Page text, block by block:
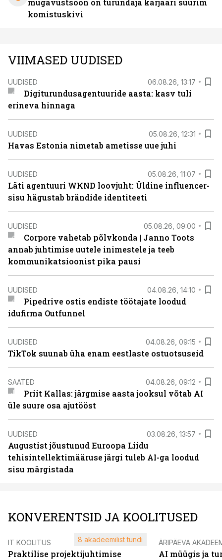
mugavustsoon on turundaja karjääri suurim
komistuskivi
VIIMASED UUDISED
UUDISED 06.08.26, 13:17
Digiturundusagentuuride aasta: kasv tuli
erineva hinnaga
UUDISED 05.08.26, 12:31
Havas Estonia nimetab ametisse uue juhi
UUDISED 05.08.26, 11:07
Läti agentuuri WKND loovjuht: Üldine influencer-
sisu hägustab brändide identiteeti
UUDISED 05.08.26, 09:00
Corpore vahetab põlvkonda | Janno Toots
annab juhtimise uutele inimestele ja teeb
kommunikatsioonist pika pausi
UUDISED 04.08.26, 14:10
Pipedrive ostis endiste töötajate loodud
idufirma Outfunnel
UUDISED 04.08.26, 09:15
TikTok suunab üha enam eestlaste ostuotsuseid
SAATED 04.08.26, 09:12
Priit Kallas: järgmise aasta jooksul võtab AI
üle suure osa ajutööst
UUDISED 03.08.26, 13:57
Augustist jõustunud Euroopa Liidu
tehisintellektimääruse järgi tuleb AI-ga loodud
sisu märgistada
KONVERENTSID JA KOOLITUSED
IT KOOLITUS
Praktilise projektijuhtimise
8 akadeemilist tundi ÄRIPÄEVA
AI müügis ja